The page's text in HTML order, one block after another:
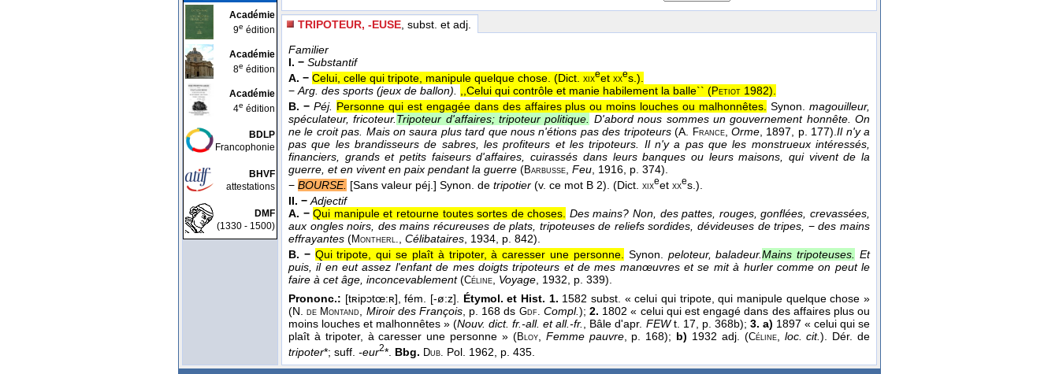
Académie
9e édition
Académie
8e édition
Académie
4e édition
BDLP
Francophonie
BHVF
attestations
DMF
(1330 - 1500)
TRIPOTEUR, -EUSE , subst. et adj.
Familier
I. − Substantif
A. − Celui, celle qui tripote, manipule quelque chose. (Dict. xixeet xxes. ).
− Arg. des sports (jeux de ballon). ,,Celui qui contrôle et manie habilement la balle`` (Petiot 1982).
B. − Péj. Personne qui est engagée dans des affaires plus ou moins louches ou malhonnêtes. Synon.magouilleur,
spéculateur, fricoteur. Tripoteur d'affaires; tripoteur politique.
D'abord nous sommes un gouvernement honnête. On
ne le croit pas. Mais on saura plus tard que nous n'étions pas des tripoteurs(A. France, Orme , 1897 , p. 177).Il n'y a
pas que les brandisseurs de sabres, les profiteurs et les tripoteurs. Il n'y a pas que les monstrueux intéressés,
financiers, grands et petits faiseurs d'affaires, cuirassés dans leurs banques ou leurs maisons, qui vivent de la
guerre, et en vivent en paix pendant la guerre (Barbusse Feu , 1916 , p. 374).
− BOURSE. [Sans valeur péj.] Synon. de tripotier (v. ce mot B 2). (Dict. xixeet xxes.).
II. − Adjectif
A. − Qui manipule et retourne toutes sortes de choses. Des mains? Non, des pattes, rouges, gonflées, crevassées,
aux ongles noirs, des mains récureuses de plats, tripoteuses de reliefs sordides, dévideuses de tripes, −des mains
effrayantes (Montherl. Célibataires , 1934 , p. 842).
B. − Qui tripote, qui se plaît à tripoter, à caresser une personne. Synon. peloteur, baladeur.Mains tripoteuses.
Et
puis, il en eut assez l'enfant de mes doigts tripoteurs et de mes manœuvres et se mit à hurler comme on peut le
faire à cet âge, inconcevablement(Céline Voyage , 1932 , p. 339).
Prononc.: [tʀipɔtœ:ʀ], fém. [-ø:z]. Étymol. et Hist. 1. 1582 subst. « celui qui tripote, qui manipule quelque chose »
(N.de Montand Miroir des François, p. 168 ds Gdf. Compl.);2. 1802 « celui qui est engagé dans des affaires plus ou
moins louches et malhonnêtes » (Nouv. dict. fr.-all. et all.-fr. , Bâle d'apr. FEWt. 17, p. 368b); 3. a) 1897 « celui qui se
plaît à tripoter, à caresser une personne » (Bloy, Femme pauvre, p. 168); b) 1932 adj. (Céline, loc. cit.). Dér. de
tripoter*; suff. -eur2*. Bbg. Dub. Pol. 1962, p. 435.